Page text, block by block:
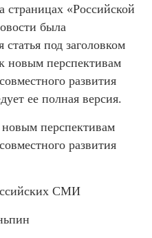
«Российской
была
статья под заголовком
новым перспективам
развития
ее полная версия.
новым перспективам
развития
СМИ